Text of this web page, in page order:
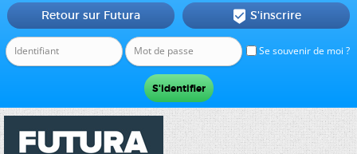
Se souvenir de moi ?
Retour sur Futura  S'inscrire